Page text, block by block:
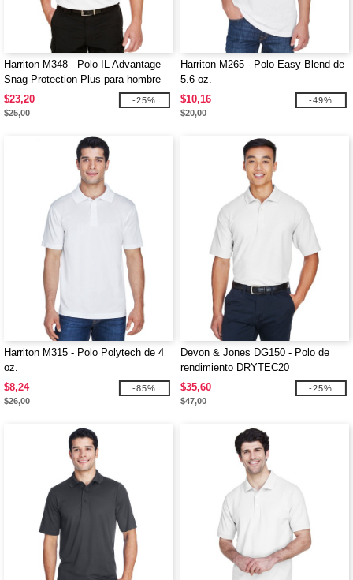
Harriton M348 - Polo IL Advantage
Snag Protection Plus para hombre
$23,20
$25,00
-25%
Harriton M265 - Polo Easy Blend de
5.6 oz.
$10,16
$20,00
-49%
Harriton M315 - Polo Polytech de 4
oz.
$8,24
$26,00
-85%
Devon & Jones DG150 - Polo de
rendimiento DRYTEC20
$35,60
$47,00
-25%